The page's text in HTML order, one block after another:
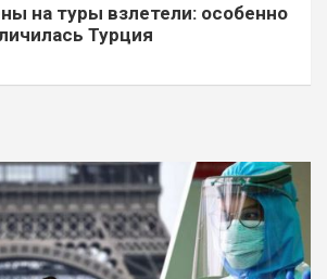
на туры взлетели: особенно
Турция